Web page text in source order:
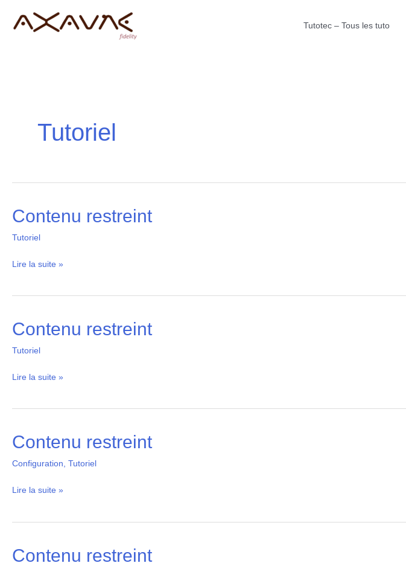
Tutotec – Tous les tuto
Tutoriel
Contenu restreint
Tutoriel
Contenu
Lire la suite »
Contenu restreint
Tutoriel
Contenu
Lire la suite »
Contenu restreint
Configuration, Tutoriel
Contenu
Lire la suite »
Contenu restreint
Contenu